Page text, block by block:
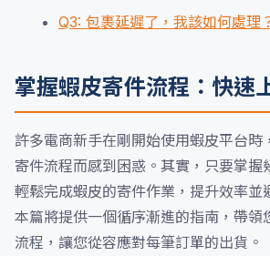
Q3: 包裹延遲了，我該如何處理
掌握蝦皮寄件流程：快速
許多電商新手在剛開始使用蝦皮平台時
寄件流程而感到困惑。其實，只要掌握
輕鬆完成蝦皮的寄件作業，提升效率並
本篇將提供一個循序漸進的指南，帶領
流程，讓您從容應對每筆訂單的出貨。